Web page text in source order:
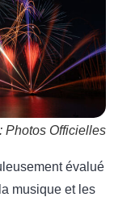
Photos Officielles
évalué
musique et les